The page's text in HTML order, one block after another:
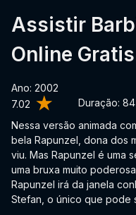
7.02 Duração: 84
Assistir
Online Gratis
Ano: 2002
Nessa versão animada
bela Rapunzel, dona dos
viu. Mas Rapunzel é uma
uma bruxa muito
Rapunzel irá da janela
Stefan, o único que pode